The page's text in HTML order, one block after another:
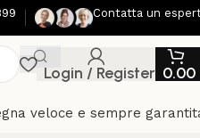
Contatta un
Login / Register 0.00
veloce e sempre